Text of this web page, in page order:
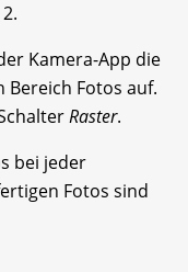
Kamera-App die
Bereich Fotos auf.
Raster.
bei jeder
Fotos sind